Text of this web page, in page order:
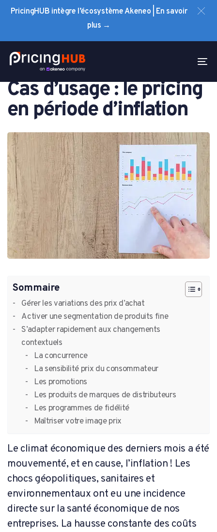
PricingHUB intègre l’écosystème Akeneo | En savoir
plus →
Skip
Skip
navigation
Skip
IN:
Cas d’usage : le pricing
en période d’inflation
Sommaire
Gérer les variations des prix d’achat
Activer une segmentation de produits fine
S’adapter rapidement aux changements
contextuels
La concurrence
La sensibilité prix du consommateur
Les promotions
Les produits de marques de distributeurs
Les programmes de fidélité
Maîtriser votre image prix
Le climat économique des derniers mois a été
mouvementé, et en cause, l’inflation ! Les
chocs géopolitiques, sanitaires et
environnementaux ont eu une incidence
directe sur la santé économique de nos
entreprises. La hausse constante des coûts